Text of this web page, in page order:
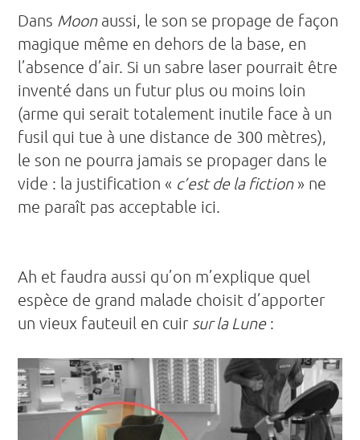
Dans Moonaussi, le son se propage de façon
magique même en dehors de la base, en
l’absence d’air. Si un sabre laser pourrait être
inventé dans un futur plus ou moins loin
(arme qui serait totalement inutile face à un
fusil qui tue à une distance de 300 mètres),
le son ne pourra jamais se propager dans le
vide : la justification « c’est de la fiction» ne
me paraît pas acceptable ici.
Ah et faudra aussi qu’on m’explique quel
espèce de grand malade choisit d’apporter
un vieux fauteuil en cuir sur la Lune: